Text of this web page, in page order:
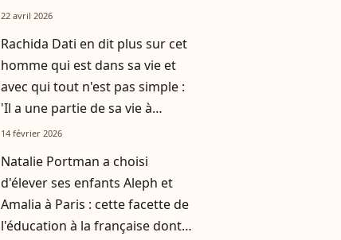
22 avril 2026
Rachida Dati en dit plus sur cet
homme qui est dans sa vie et
avec qui tout n'est pas simple :
'Il a une partie de sa vie à
l'étranger"
14 février 2026
Natalie Portman a choisi
d'élever ses enfants Aleph et
Amalia à Paris : cette facette de
l'éducation à la française dont